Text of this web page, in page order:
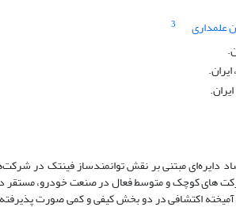
علمداری 3
دایره‌ای مبتنی بر نقش توانمندساز فینتک در
25 نفر از مدیران و کارشناسان شرکت های کوچک و متوسط فعال در صنعت
اکتشافی در دو بخش کیفی و کمی صورت